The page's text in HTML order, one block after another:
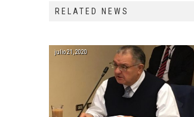
RELATED NEWS
julio 21, 2020